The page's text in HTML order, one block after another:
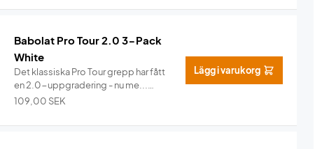
Babolat Pro Tour 2.0 3-Pack
White
Det klassiska Pro Tour grepp har fått
en 2.0-uppgradering - nu me...
Info
109,00 SEK
Lägg i varukorg